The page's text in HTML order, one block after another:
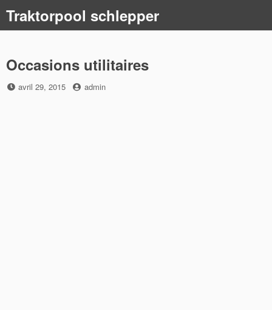
content
Traktorpool schlepper
Occasions utilitaires
Posted
avril 29, 2015 by
admin